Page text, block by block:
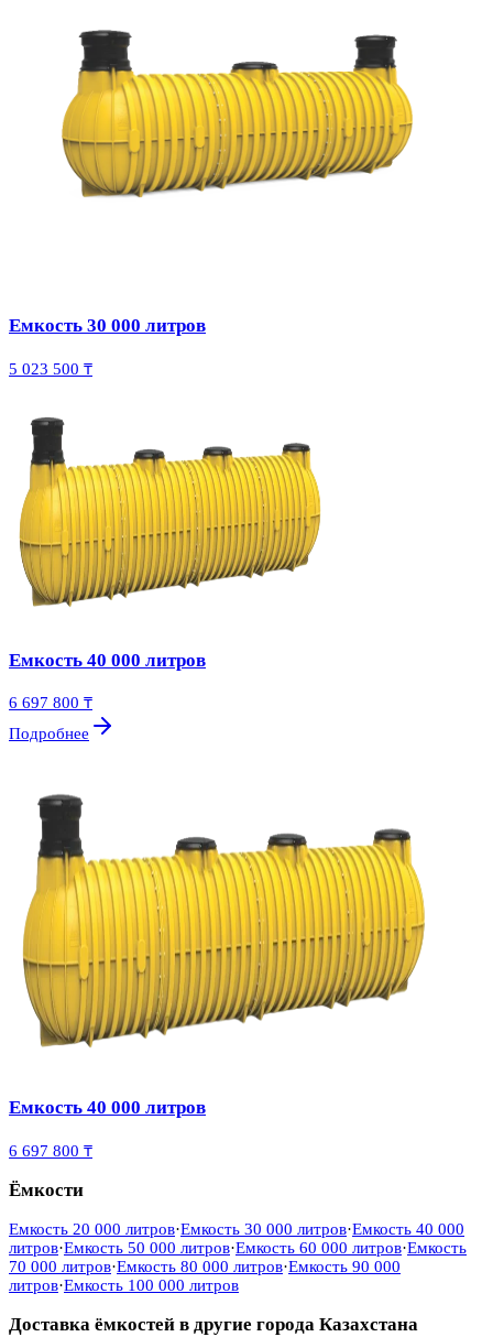
Емкость 30 000 литров
5 023 500 ₸
Емкость 40 000 литров
6 697 800 ₸
Подробнее
Емкость 40 000 литров
6 697 800 ₸
Ёмкости
Емкость 20 000 литров·Емкость 30 000 литров·Емкость 40 000
литров·Емкость 50 000 литров·Емкость 60 000 литров·Емкость
70 000 литров·Емкость 80 000 литров·Емкость 90 000
литров·Емкость 100 000 литров
Доставка ёмкостей в другие города Казахстана